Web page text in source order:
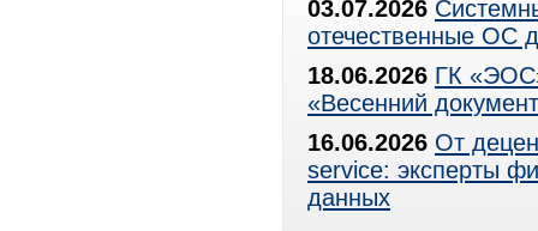
03.07.2026
отечественные ОС
18.06.2026 ГК
«Весенний
16.06.2026 От
service: эксперты
данных